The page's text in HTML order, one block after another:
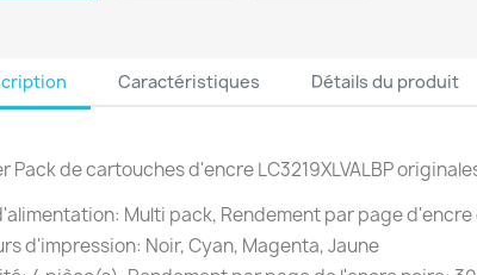
Caractéristiques Détails du produit
Pack de cartouches d'encre LC3219XLVALBP
Multi pack, Rendement par page
d'impression: Noir, Cyan, Magenta, Jaune